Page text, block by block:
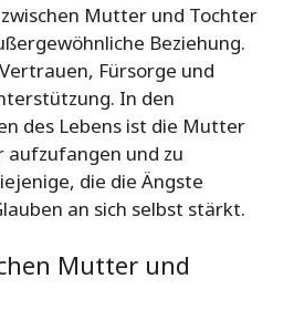
Mutter und Tochter
Beziehung.
Fürsorge und
In den
des Lebens ist die Mutter
aufzufangen und zu
die die Ängste
an sich selbst stärkt.
Mutter und